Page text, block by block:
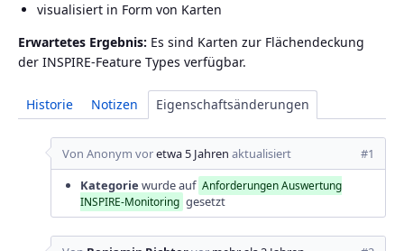
visualisiert in Form von Karten
Erwartetes Ergebnis: Es sind Karten zur Flächendeckung
der INSPIRE-Feature Types verfügbar.
Historie Notizen Eigenschaftsänderungen
#1
Von Anonym voretwa 5 Jahren aktualisiert
Kategorie wurde auf Anforderungen Auswertung
INSPIRE-Monitoring gesetzt